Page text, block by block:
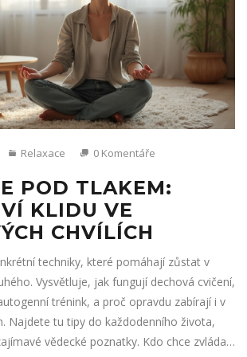
Relaxace 0 Komentáře
POD TLAKEM:
KLIDU VE
CHVÍLÍCH
techniky, které pomáhají zůstat v
Vysvětluje, jak fungují dechová cvičení,
trénink, a proč opravdu zabírají i v
Najdete tu tipy do každodenního života,
vědecké poznatky. Kdo chce zvládat